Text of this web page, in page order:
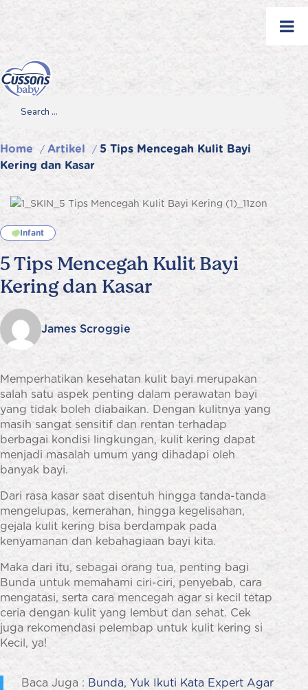
Search
Home / Artikel / 5 Tips Mencegah Kulit Bayi
Kering dan Kasar
Infant
5 Tips Mencegah Kulit Bayi
Kering dan Kasar
James Scroggie
Memperhatikan kesehatan kulit bayi merupakan
salah satu aspek penting dalam perawatan bayi
yang tidak boleh diabaikan. Dengan kulitnya yang
masih sangat sensitif dan rentan terhadap
berbagai kondisi lingkungan, kulit kering dapat
menjadi masalah umum yang dihadapi oleh
banyak bayi.
Dari rasa kasar saat disentuh hingga tanda-tanda
mengelupas, kemerahan, hingga kegelisahan,
gejala kulit kering bisa berdampak pada
kenyamanan dan kebahagiaan bayi kita.
Maka dari itu, sebagai orang tua, penting bagi
Bunda untuk memahami ciri-ciri, penyebab, cara
mengatasi, serta cara mencegah agar si kecil tetap
ceria dengan kulit yang lembut dan sehat. Cek
juga rekomendasi pelembap untuk kulit kering si
Kecil, ya!
Baca Juga : Bunda, Yuk Ikuti Kata Expert Agar